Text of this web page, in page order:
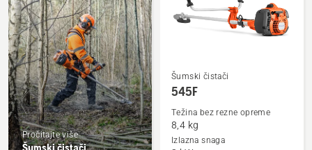
Pročitajte više
Šumski čistači
Pogledajte
više
detalja
545F
Šumski čistači
545F
Težina bez rezne opreme
8,4 kg
Izlazna snaga